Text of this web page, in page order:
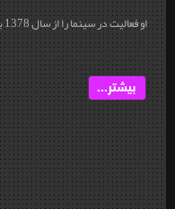
او فعالیت در سینما را از سال 1378 با بازی در فیلم «متولد ماه مهر» به کارگردانی...
بیشتر...